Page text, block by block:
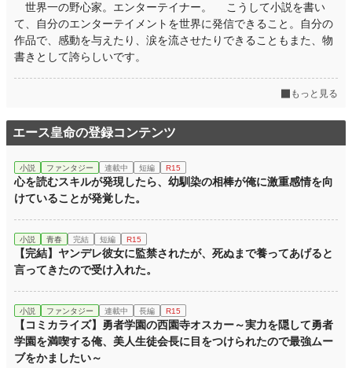
年間ポイント 20,297 pt (19,927 位)
累計ポイント 20,318 pt (70,559 位)
世界一の野心家。エンターテイナー。 こうして小説を書い
て、自分のエンターテイメントを世界に発信できること。自分の
作品で、感動を与えたり、涙を流させたりできることもまた、物
書きとして誇らしいです。
もっと見る
エース皇命の登録コンテンツ
小説 ファンタジー 連載中 短編 R15
心を読むスキルが発現したら、幼馴染の相棒が俺に激重感情を向
けていることが発覚した。
小説 青春 完結 短編 R15
【完結】ヤンデレ彼女に監禁されたが、死ぬまで養ってあげると
言ってきたので受け入れた。
小説 ファンタジー 連載中 長編 R15
【コミカライズ】勇者学園の西園寺オスカー～実力を隠して勇者
学園を満喫する俺、美人生徒会長に目をつけられたので最強ムー
ブをかましたい～